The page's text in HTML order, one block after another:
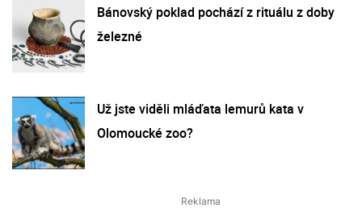
Bánovský poklad pochází z rituálu z doby
železné
Už jste viděli mláďata lemurů kata v
Olomoucké zoo?